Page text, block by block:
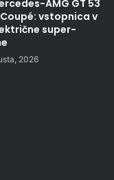
AMG GT 53
vstopnica v
super-
2026